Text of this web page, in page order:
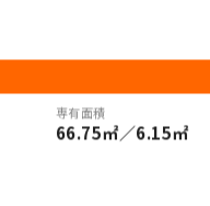
専有面積
66.75㎡／6.15㎡